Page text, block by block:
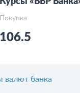
Покупка
106.5
валют банка